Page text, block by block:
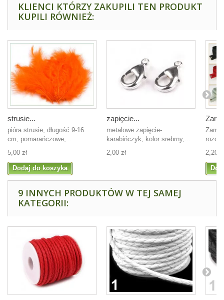
KLIENCI KTÓRZY ZAKUPILI TEN PRODUKT
KUPILI RÓWNIEŻ:
strusie...
pióra strusie, długość 9-16
cm, pomarańczowe,...
5,00 zł
Dodaj do koszyka
zapięcie...
metalowe zapięcie-
karabińczyk, kolor srebrny,...
2,00 zł
2,20
9 INNYCH PRODUKTÓW W TEJ SAMEJ
KATEGORII: